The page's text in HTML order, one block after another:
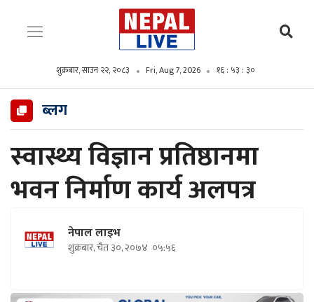
शुक्रबार, साउन २२, २०८३ Fri, Aug 7, 2026 १६ : ५३ : ३१
ब्लग
स्वास्थ्य विज्ञान प्रतिष्ठानमा
भवन निर्माण कार्य अलपत्र
नेपाल लाइभ
शुक्रबार, चैत ३०, २०७४ ०५:५६